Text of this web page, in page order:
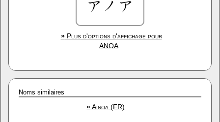
»Plus d'options d'affichage pour
ANOA
Noms similaires
»Ainoa (FR)